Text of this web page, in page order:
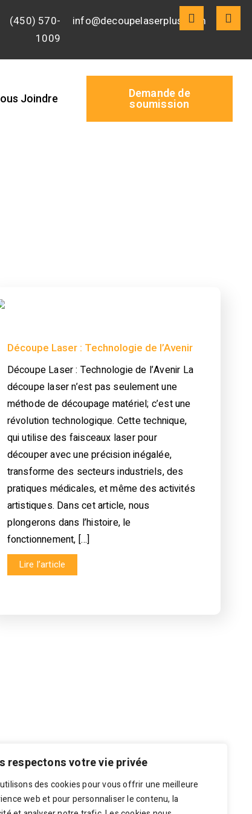
respectons votre vie privée
des cookies pour vous offrir une meilleure
web et pour personnaliser le contenu, la
(450) 570-
1009
info@decoupelaserplus.com
Joindre
Demande de
soumission
Découpe Laser : Technologie de l’Avenir
Découpe Laser : Technologie de l’Avenir La
découpe laser n’est pas seulement une
méthode de découpage matériel; c’est une
révolution technologique. Cette technique,
qui utilise des faisceaux laser pour
découper avec une précision inégalée,
transforme des secteurs industriels, des
pratiques médicales, et même des activités
artistiques. Dans cet article, nous
plongerons dans l’histoire, le
fonctionnement, […]
Lire l’article
Envoyez-nous vos spécifications et
dessins, et nous ferons de notre mieux
pour vous fournir un devis le plus tôt